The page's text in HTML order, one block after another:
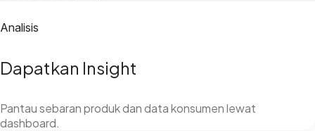
Analisis
Dapatkan Insight
Pantau sebaran produk dan data konsumen lewat
dashboard.